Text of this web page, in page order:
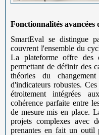
Fonctionnalités avancées
SmartEval se distingue
couvrent l'ensemble du
La plateforme offre des
permettant de définir des
théories du
d'indicateurs robustes.
étroitement intégrées
cohérence parfaite entre
de mesure mis en place.
projets complexes avec
prenantes en fait un outil